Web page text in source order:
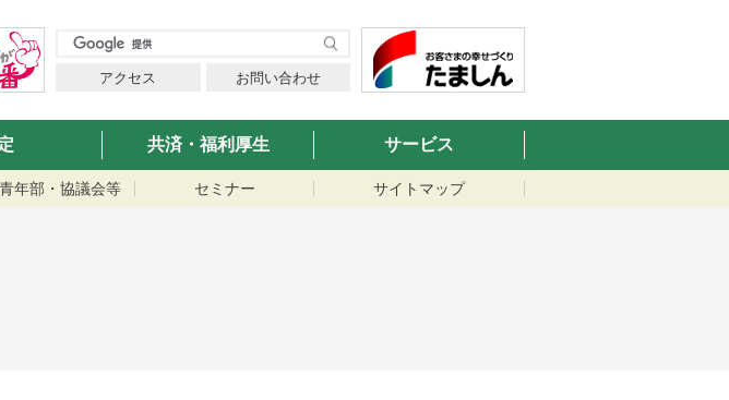
アクセス お問い合わせ
共済・福利厚生 サービス
年部・協議会等 セミナー サイトマップ